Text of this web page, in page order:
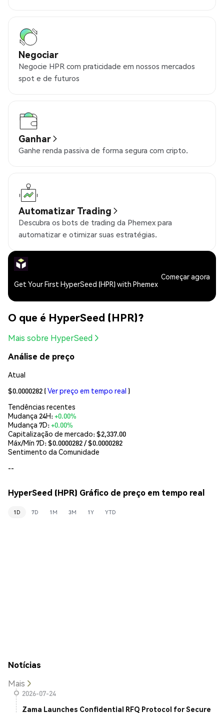
Negociar
Negocie HPR com praticidade em nossos mercados
spot e de futuros
Ganhar
Ganhe renda passiva de forma segura com cripto.
Automatizar Trading
Descubra os bots de trading da Phemex para
automatizar e otimizar suas estratégias.
Get Your First HyperSeed (HPR) with Phemex
Começar agora
O que é HyperSeed (HPR)?
Mais sobre HyperSeed
Análise de preço
Atual
$0.0000282 (Ver preço em tempo real )
Tendências recentes
Mudança 24H:+0.00%
Mudança 7D:+0.00%
Capitalização de mercado:$2,337.00
Máx/Mín 7D: $0.0000282/ $0.0000282
Sentimento da Comunidade
--
HyperSeed (HPR) Gráfico de preço em tempo real
1D 7D 1M 3M 1Y YTD
Notícias
Mais
2026-07-24
Zama Launches Confidential RFQ Protocol for Secure